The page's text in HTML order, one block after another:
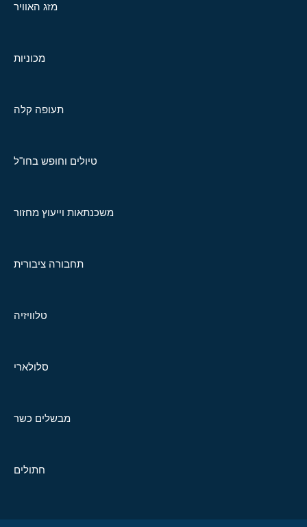
מזג האוויר
מכוניות
תעופה קלה
טיולים וחופש בחו"ל
משכנתאות וייעוץ מחזור
תחבורה ציבורית
טלוויזיה
סלולארי
מבשלים כשר
חתולים